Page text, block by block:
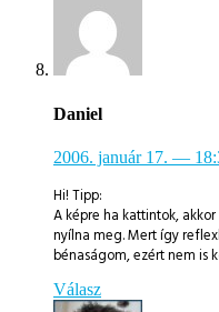
Daniel
2006. január 17. —
Hi! Tipp:
A képre ha kattintok,
nyílna meg. Mert így
bénaságom, ezért nem is
Válasz